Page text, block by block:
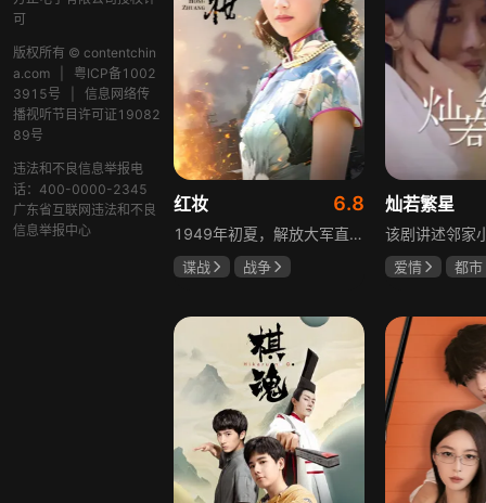
可
版权所有 © contentchin
a.com
粤ICP备1002
3915号
信息网络传
播视听节目许可证19082
89号
违法和不良信息举报电
话：400-0000-2345
广东省互联网违法和不良
信息举报中心
红妆 6.8
1949年初夏，解放大军直抵上海，国民党国防部保密局的中共地下党员邓家骥奉命撤往台湾，其妻同为地下党的沈荷因临产被留在上海。新中国成立之初，面对敌特的破坏活动，斗争形势严峻，沈荷隐藏真实身份，继续与敌人展开新一轮斗争，在隐秘战线坚守信仰，为新政权的稳定默默奉献。
谍战
战争
灿若繁星
爱情
都市